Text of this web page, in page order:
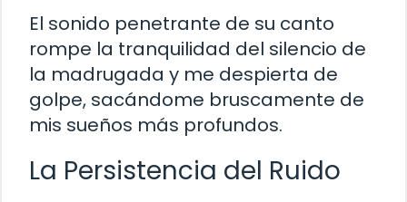
El sonido penetrante de su canto
rompe la tranquilidad del silencio de
la madrugada y me despierta de
golpe, sacándome bruscamente de
mis sueños más profundos.
La Persistencia del Ruido